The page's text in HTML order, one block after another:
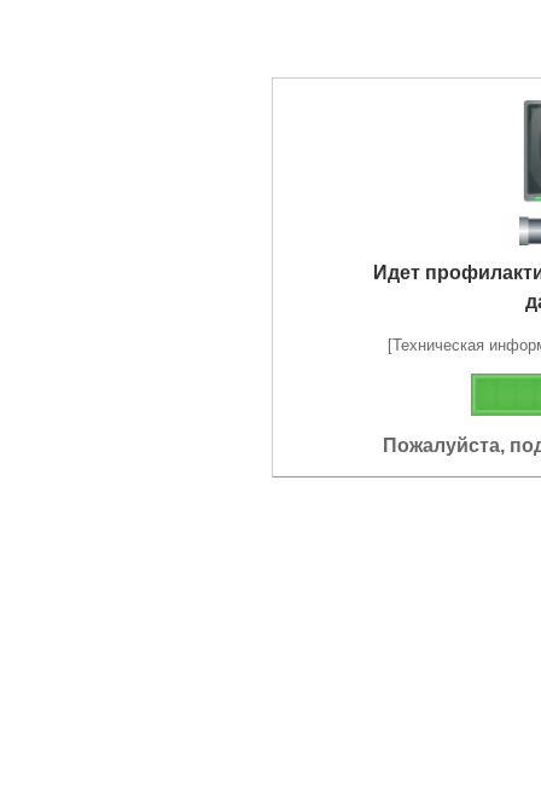
Идет
[Техническая
Пожалуйста,